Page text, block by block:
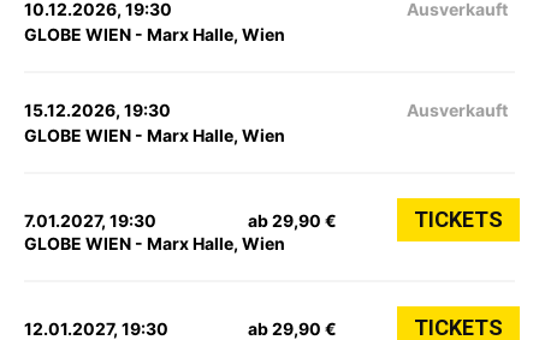
10.12.2026, 19:30
GLOBE WIEN - Marx Halle, Wien
Ausverkauft
15.12.2026, 19:30
GLOBE WIEN - Marx Halle, Wien
Ausverkauft
7.01.2027, 19:30
GLOBE WIEN - Marx Halle, Wien
ab 29,90 € TICKETS
12.01.2027, 19:30 ab 29,90 € TICKETS